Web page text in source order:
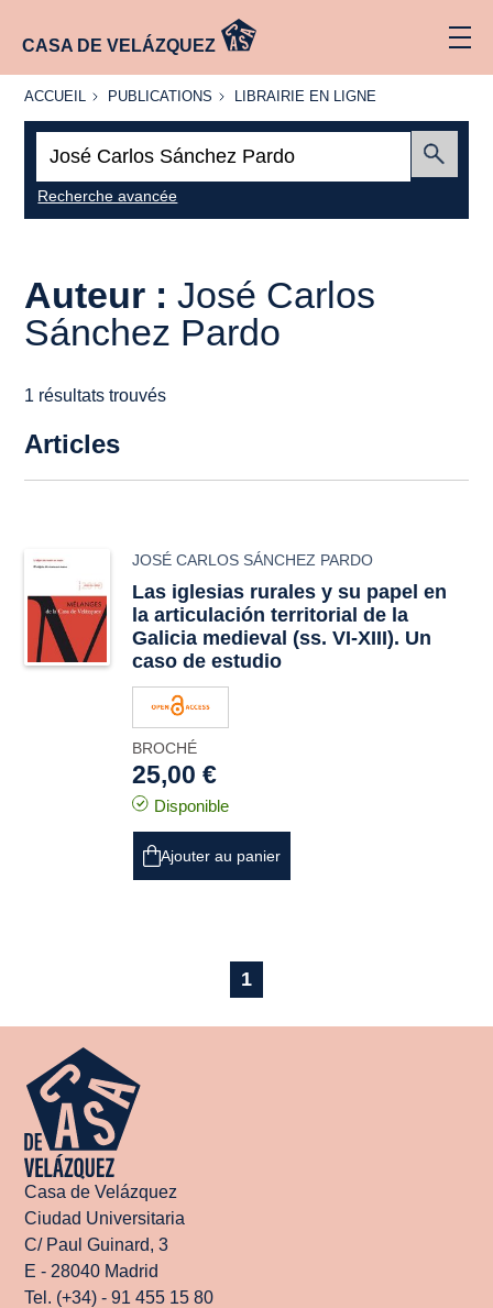
CASA DE VELÁZQUEZ
ACCUEIL
ACCUEIL PUBLICATIONS
PUBLICATIONS
LIBRAIRIE
LIBRAIRIE EN LIGNE
Recherche avancée
Auteur :José Carlos
Sánchez Pardo
1 résultats trouvés
Articles
JOSÉ CARLOS SÁNCHEZ PARDO
Las iglesias rurales y su papel en
la articulación territorial de la
Galicia medieval (ss. VI-XIII). Un
caso de estudio
BROCHÉ
25,00 €
Disponible
Ajouter au panier
1
Casa de Velázquez
Ciudad Universitaria
C/ Paul Guinard, 3
E - 28040 Madrid
Tel. (+34) - 91 455 15 80